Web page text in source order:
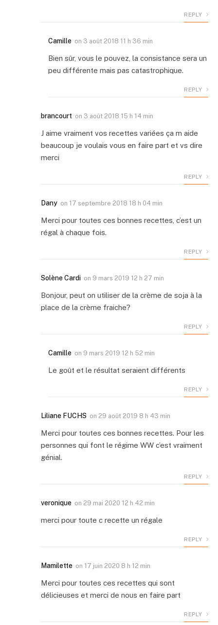
REPLY
Camille on 3 août 2018 11 h 36 min
Bien sûr, vous le pouvez, la consistance sera un
peu différente mais pas catastrophique.
REPLY
brancourt on 3 août 2018 15 h 14 min
J aime vraiment vos recettes variées ça m aide
beaucoup je voulais vous en faire part et vs dire
merci
REPLY
Dany on 17 septembre 2018 18 h 04 min
Merci pour toutes ces bonnes recettes, c’est un
régal à chaque fois.
REPLY
Solène Cardi on 9 mars 2019 12 h 27 min
Bonjour, peut on utiliser de la crème de soja à la
place de la crème fraiche?
REPLY
Camille on 9 mars 2019 12 h 52 min
Le goût et le résultat seraient différents
REPLY
Liliane FUCHS on 29 août 2019 8 h 43 min
Merci pour toutes ces bonnes recettes. Pour les
personnes qui font le régime WW c’est vraiment
génial.
REPLY
veronique on 29 mai 2020 12 h 42 min
merci pour toute c recette un régale
REPLY
Mamilette on 17 juin 2020 8 h 12 min
Merci pour toutes ces recettes qui sont
délicieuses et merci de nous en faire part
REPLY